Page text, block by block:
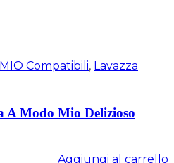
Compatibili, Lavazza
A Modo Mio Delizioso
Aggiungi al carrello